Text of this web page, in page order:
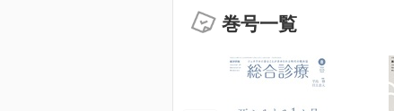
巻号一覧